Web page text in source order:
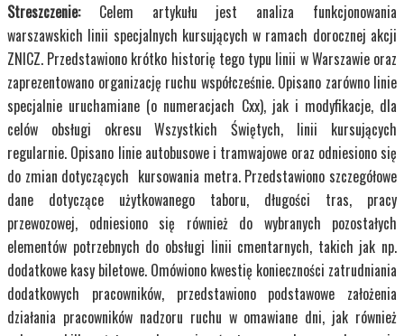
Streszczenie:Celem artykułu jest analiza funkcjonowania
warszawskich linii specjalnych kursujących w ramach dorocznej akcji
ZNICZ. Przedstawiono krótko historię tego typu linii w Warszawie oraz
zaprezentowano organizację ruchu współcześnie. Opisano zarówno linie
specjalnie uruchamiane (o numeracjach Cxx), jak i modyfikacje, dla
celów obsługi okresu Wszystkich Świętych, linii kursujących
regularnie. Opisano linie autobusowe i tramwajowe oraz odniesiono się
do zmian dotyczących kursowania metra. Przedstawiono szczegółowe
dane dotyczące użytkowanego taboru, długości tras, pracy
przewozowej, odniesiono się również do wybranych pozostałych
elementów potrzebnych do obsługi linii cmentarnych, takich jak np.
dodatkowe kasy biletowe. Omówiono kwestię konieczności zatrudniania
dodatkowych pracowników, przedstawiono podstawowe założenia
działania pracowników nadzoru ruchu w omawiane dni, jak również